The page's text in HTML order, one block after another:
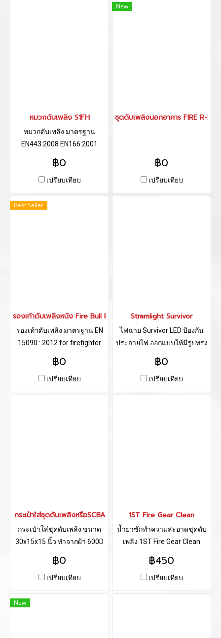
หมวกดับเพลิง S1FH
หมวกดับเพลิง มาตรฐาน
EN443:2008 EN166:2001
DIN14458:2004
฿0
เปรียบเทียบ
New
ชุดดับเพลิงนอกอาคาร FIRE R-SA
฿0
เปรียบเทียบ
Best Seller
รองเท้าดับเพลิงหนัง Fire Bull Pro
รองเท้าดับเพลิง มาตรฐาน EN
15090 : 2012 for firefighter
฿0
เปรียบเทียบ
Stramlight Survivor
ไฟฉาย Survivor LED ป้องกัน
ประกายไฟ ออกแบบให้มีรูปทรง
฿0
เปรียบเทียบ
กระเป๋าใส่ชุดดับเพลิงหรือSCBA
กระเป๋าใส่ชุดดับเพลิง ขนาด
30x15x15 นิ้ว ทำจากผ้า 600D
฿0
เปรียบเทียบ
1ST Fire Gear Clean
น้ำยาซักทำความสะอาดชุดดับ
เพลิง 1ST Fire Gear Clean
฿450
เปรียบเทียบ
New